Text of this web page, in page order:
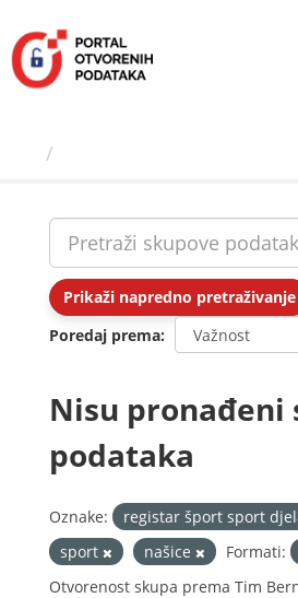
sadržaj
Prikaži napredno pretraživanje
Poredaj prema
Nisu pronađeni
podataka
Oznake:
registar šport sport
sport
našice Formati:
Otvorenost skupa prema Tim